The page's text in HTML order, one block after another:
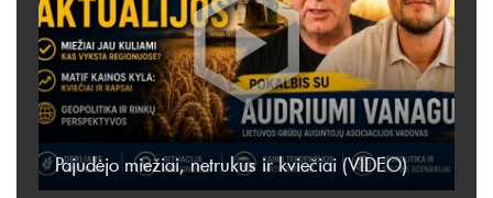
Pajudėjo miežiai, netrukus ir kviečiai (VIDEO)